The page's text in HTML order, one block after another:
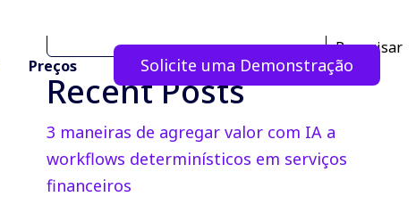
Preços Solicite uma Demonstração
Pesquisar
Recent Posts
3 maneiras de agregar valor com IA a
workflows determinísticos em serviços
financeiros